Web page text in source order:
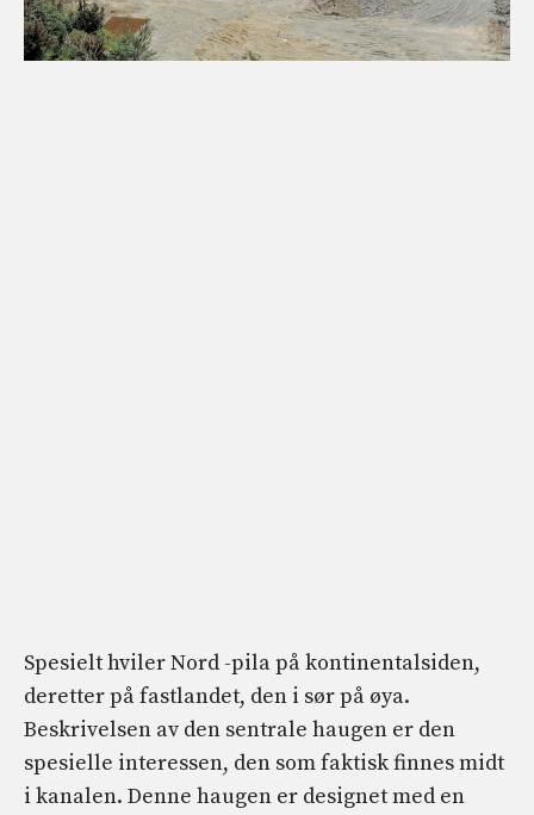
Spesielt hviler Nord -pila på kontinentalsiden,
deretter på fastlandet, den i sør på øya.
Beskrivelsen av den sentrale haugen er den
spesielle interessen, den som faktisk finnes midt
i kanalen. Denne haugen er designet med en